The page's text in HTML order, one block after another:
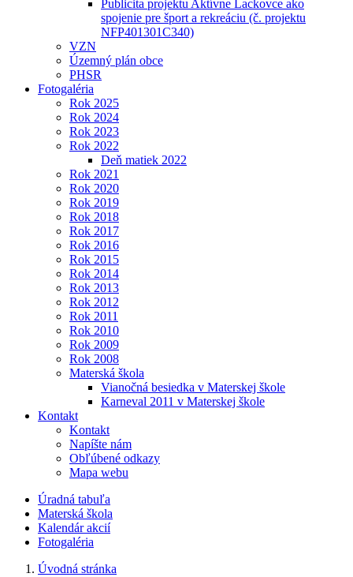
Publicita projektu Aktívne Lackovce ako
spojenie pre šport a rekreáciu (č. projektu
NFP401301C340)
VZN
Územný plán obce
PHSR
Fotogaléria
Rok 2025
Rok 2024
Rok 2023
Rok 2022
Deň matiek 2022
Rok 2021
Rok 2020
Rok 2019
Rok 2018
Rok 2017
Rok 2016
Rok 2015
Rok 2014
Rok 2013
Rok 2012
Rok 2011
Rok 2010
Rok 2009
Rok 2008
Materská škola
Vianočná besiedka v Materskej škole
Karneval 2011 v Materskej škole
Kontakt
Kontakt
Napíšte nám
Obľúbené odkazy
Mapa webu
Úradná tabuľa
Materská škola
Kalendár akcií
Fotogaléria
Úvodná stránka